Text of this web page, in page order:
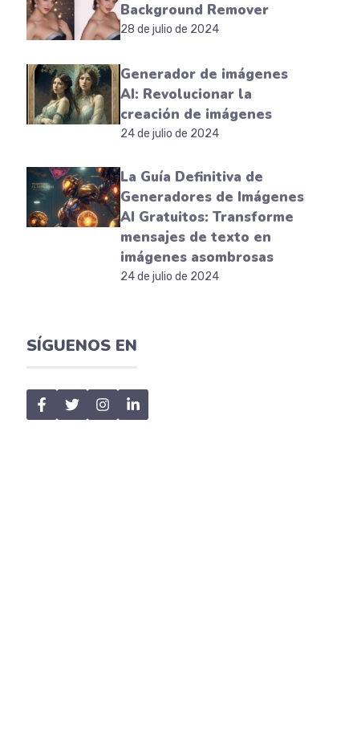
Background Remover
28 de julio de 2024
Generador de imágenes
AI: Revolucionar la
creación de imágenes
24 de julio de 2024
La Guía Definitiva de
Generadores de Imágenes
AI Gratuitos: Transforme
mensajes de texto en
imágenes asombrosas
24 de julio de 2024
SÍGUENOS EN